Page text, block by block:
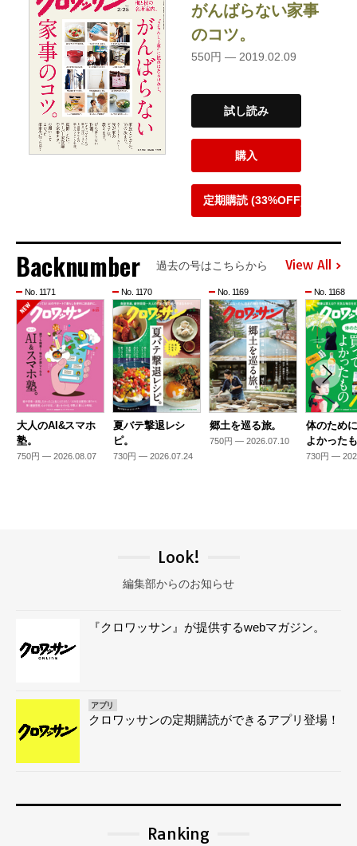
がんばらない家事
のコツ。
550円 — 2019.02.09
試し読み
購入
定期購読 (33%OFF)
Backnumber 過去の号はこちらから View All
No. 1171
大人のAI&スマホ
塾。
750円 — 2026.08.07
No. 1170
夏バテ撃退レシ
ピ。
730円 — 2026.07.24
No. 1169
郷土を巡る旅。
750円 — 2026.07.10
No. 1168
体のため
よかった
730円 —
Look!
編集部からのお知らせ
『クロワッサン』が提供するwebマガジン。
アプリ
クロワッサンの定期購読ができるアプリ登場！
Ranking